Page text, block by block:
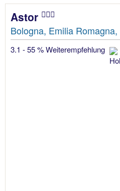
Astor
Bologna, Emilia Romagna,
3.1 - 55 % Weiterempfehlung